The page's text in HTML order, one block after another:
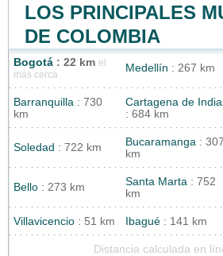
LOS PRINCIPALES
DE COLOMBIA
Bogotá : 22 km el
más cerca
Medellín : 267 km
Barranquilla : 730
km
Cartagena de
: 684 km
Soledad : 722 km Bucaramanga : 307
km
Bello : 273 km Santa Marta : 752
km
Villavicencio : 51 km Ibagué : 141 km
Distancia calculada en